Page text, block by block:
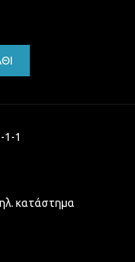
1-1
ηλ. κατάστημα